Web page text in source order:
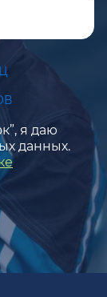
я даю
данных.